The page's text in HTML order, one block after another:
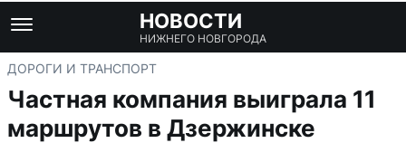
НОВОСТИ
НИЖНЕГО НОВГОРОДА
ДОРОГИ И ТРАНСПОРТ
Частная компания выиграла 11
маршрутов в Дзержинске